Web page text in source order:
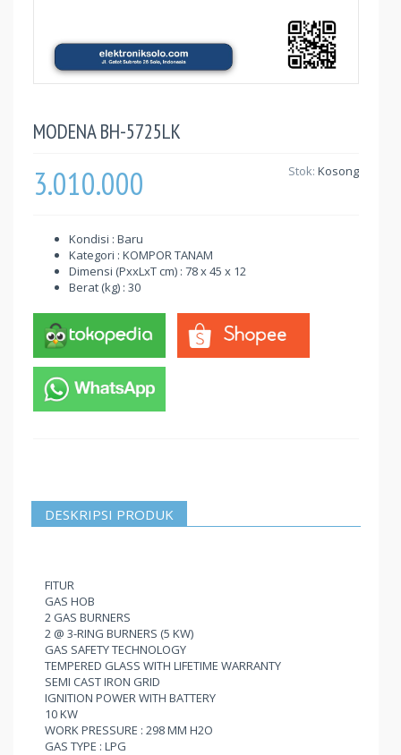
MODENA BH-5725LK
3.010.000 Stok: Kosong
Kondisi : Baru
Kategori : KOMPOR TANAM
Dimensi (PxxLxT cm) : 78 x 45 x 12
Berat (kg) : 30
DESKRIPSI PRODUK
FITUR
GAS HOB
2 GAS BURNERS
2 @ 3-RING BURNERS (5 KW)
GAS SAFETY TECHNOLOGY
TEMPERED GLASS WITH LIFETIME WARRANTY
SEMI CAST IRON GRID
IGNITION POWER WITH BATTERY
10 KW
WORK PRESSURE : 298 MM H2O
GAS TYPE : LPG